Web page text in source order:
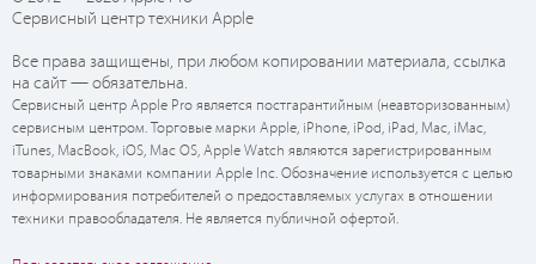
Сервисный центр техники Apple
Все права защищены, при любом копировании материала, ссылка
на сайт — обязательна.
Сервисный центр Apple Pro является постгарантийным (неавторизованным)
сервисным центром. Торговые марки Apple, iPhone, iPod, iPad, Mac, iMac,
iTunes, MacBook, iOS, Mac OS, Apple Watch являются зарегистрированным
товарными знаками компании Apple Inc. Обозначение используется с целью
информирования потребителей о предоставляемых услугах в отношении
техники правообладателя. Не является публичной офертой.